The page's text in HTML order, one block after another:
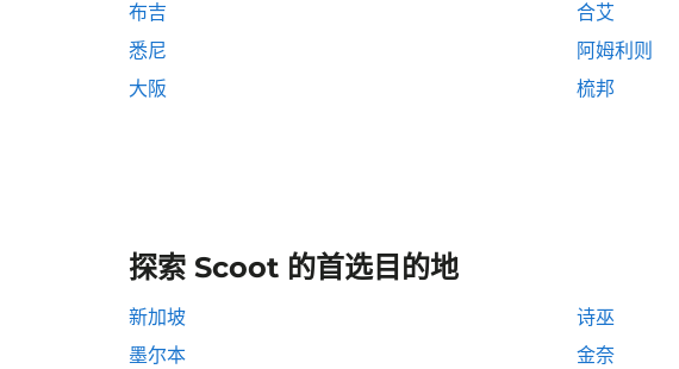
布吉
合艾
悉尼
阿姆利则
大阪
梳邦
探索 Scoot 的首选目的地
新加坡 诗巫
墨尔本
金奈